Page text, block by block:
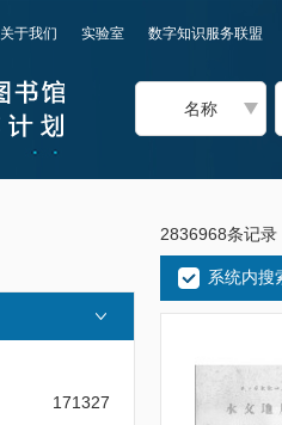
关于我们 实验室 数字知识服务联盟
名称
171327
2836968条记录
系统内搜